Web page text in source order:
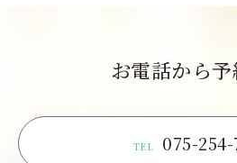
お電話から予
TEL 075-254-